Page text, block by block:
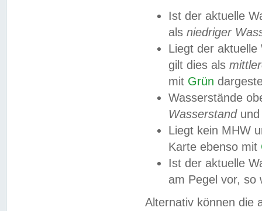
Ist der aktuelle
als niedriger
Liegt der
gilt dies als
mit Grün
Wasserstände
Wasserstandund
Liegt kein MHW
Karte ebenso mit
Ist der aktuelle
am Pegel vor,
Alternativ können die